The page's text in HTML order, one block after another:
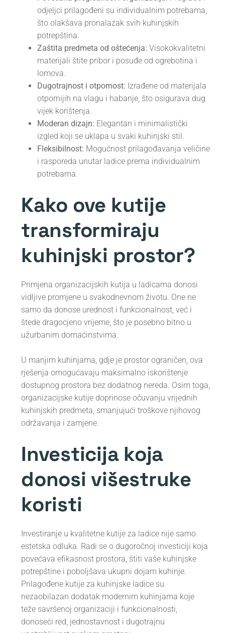
odjeljci prilagođeni su individualnim potrebama,
što olakšava pronalazak svih kuhinjskih
potrepština.
Zaštita predmeta od oštećenja: Visokokvalitetni
materijali štite pribor i posuđe od ogrebotina i
lomova.
Dugotrajnost i otpornost: Izrađene od materijala
otpornijih na vlagu i habanje, što osigurava dug
vijek korištenja.
Moderan dizajn: Elegantan i minimalistički
izgled koji se uklapa u svaki kuhinjski stil.
Fleksibilnost: Mogućnost prilagođavanja veličine
i rasporeda unutar ladice prema individualnim
potrebama.
Kako ove kutije
transformiraju
kuhinjski prostor?
Primjena organizacijskih kutija u ladicama donosi
vidljive promjene u svakodnevnom životu. One ne
samo da donose urednost i funkcionalnost, već i
štede dragocjeno vrijeme, što je posebno bitno u
užurbanim domaćinstvima.
U manjim kuhinjama, gdje je prostor ograničen, ova
rješenja omogućavaju maksimalno iskorištenje
dostupnog prostora bez dodatnog nereda. Osim toga,
organizacijske kutije doprinose očuvanju vrijednih
kuhinjskih predmeta, smanjujući troškove njihovog
održavanja i zamjene.
Investicija koja
donosi višestruke
koristi
Investiranje u kvalitetne kutije za ladice nije samo
estetska odluka. Radi se o dugoročnoj investiciji koja
povećava efikasnost prostora, štiti vaše kuhinjske
potrepštine i poboljšava ukupni dojam kuhinje.
Prilagođene kutije za kuhinjske ladice su
nezaobilazan dodatak modernim kuhinjama koje
teže savršenoj organizaciji i funkcionalnosti,
donoseći red, jednostavnost i dugotrajnu